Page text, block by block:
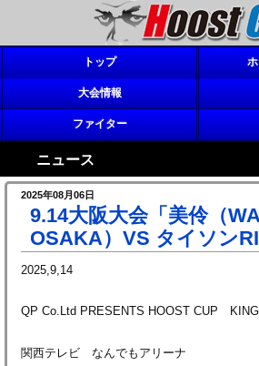
トップ
大会情報
ファイター
ニュース
2025年08月06日
9.14大阪大会「美伶（
OSAKA）VS タイソン
2025,9,14
QP Co.Ltd PRESENTS HOOST CUP
関西テレビ なんでもアリーナ